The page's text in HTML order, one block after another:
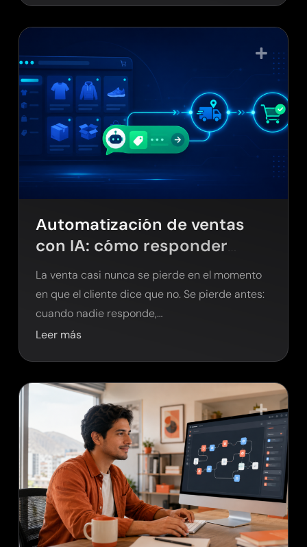
Automatización de ventas
con IA: cómo responder
leads antes de perderlos
La venta casi nunca se pierde en el momento
en que el cliente dice que no. Se pierde antes:
cuando nadie responde,…
Leer más